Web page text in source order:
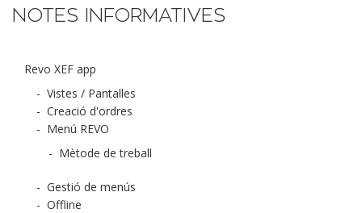
NOTES INFORMATIVES
Revo XEF app
- Vistes / Pantalles
- Creació d'ordres
- Menú REVO
- Mètode de treball
- Gestió de menús
- Offline